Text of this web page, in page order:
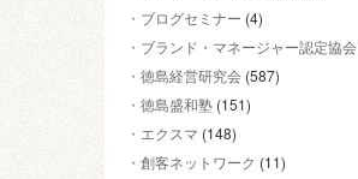
ブログセミナー (4)
ブランド・マネージャー認定協会
徳島経営研究会 (587)
徳島盛和塾 (151)
エクスマ (148)
創客ネットワーク (11)